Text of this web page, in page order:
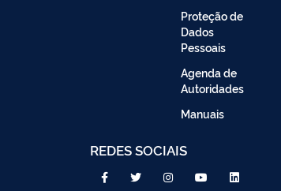
Proteção de
Dados
Pessoais
Agenda de
Autoridades
Manuais
REDES SOCIAIS